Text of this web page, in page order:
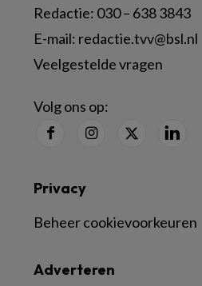
Redactie: 030 – 638 3843
E-mail: redactie.tvv@bsl.nl
Veelgestelde vragen
Volg ons op:
Adverteren
Privacy
Beheer cookievoorkeuren